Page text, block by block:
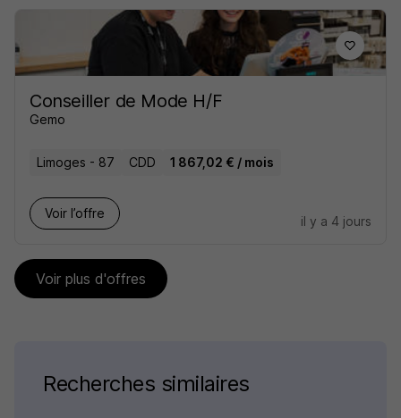
Conseiller de Mode H/F
Gemo
Limoges - 87 CDD 1 867,02 € / mois
Voir l’offre
il y a 4 jours
Voir plus d'offres
Recherches similaires